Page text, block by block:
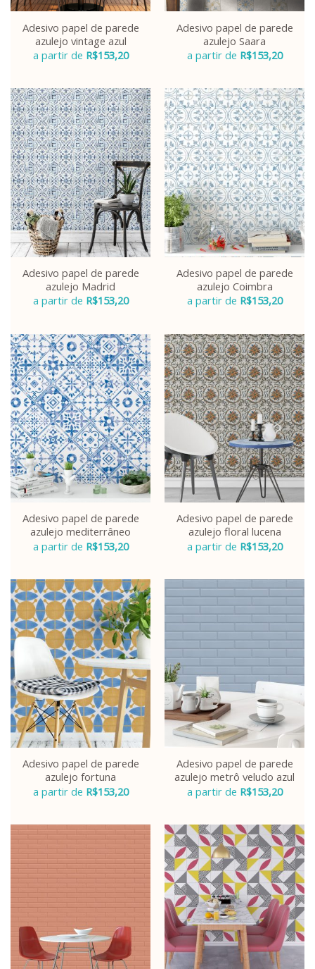
Adesivo papel de parede
azulejo vintage azul
a partir de R$153,20
Adesivo papel de parede
azulejo Saara
a partir de R$153,20
Adesivo papel de parede
azulejo Madrid
a partir de R$153,20
Adesivo papel de parede
azulejo Coimbra
a partir de R$153,20
Adesivo papel de parede
azulejo mediterrâneo
a partir de R$153,20
Adesivo papel de parede
azulejo floral lucena
a partir de R$153,20
Adesivo papel de parede
azulejo fortuna
a partir de R$153,20
Adesivo papel de parede
azulejo metrô veludo azul
a partir de R$153,20